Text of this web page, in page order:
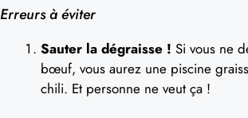
Erreurs à éviter
Sauter la dégraisse ! Si vous ne
bœuf, vous aurez une piscine
chili. Et personne ne veut ça !